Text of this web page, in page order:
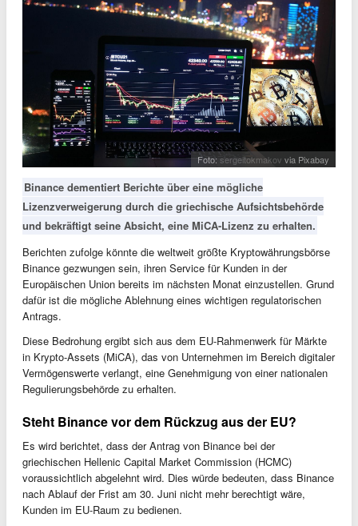
Foto: sergeitokmakov via Pixabay
Binance dementiert Berichte über eine mögliche
Lizenzverweigerung durch die griechische Aufsichtsbehörde
und bekräftigt seine Absicht, eine MiCA-Lizenz zu erhalten.
Berichten zufolge könnte die weltweit größte Kryptowährungsbörse
Binance gezwungen sein, ihren Service für Kunden in der
Europäischen Union bereits im nächsten Monat einzustellen. Grund
dafür ist die mögliche Ablehnung eines wichtigen regulatorischen
Antrags.
Diese Bedrohung ergibt sich aus dem EU-Rahmenwerk für Märkte
in Krypto-Assets (MiCA), das von Unternehmen im Bereich digitaler
Vermögenswerte verlangt, eine Genehmigung von einer nationalen
Regulierungsbehörde zu erhalten.
Steht Binance vor dem Rückzug aus der EU?
Es wird berichtet, dass der Antrag von Binance bei der
griechischen Hellenic Capital Market Commission (HCMC)
voraussichtlich abgelehnt wird. Dies würde bedeuten, dass Binance
nach Ablauf der Frist am 30. Juni nicht mehr berechtigt wäre,
Kunden im EU-Raum zu bedienen.